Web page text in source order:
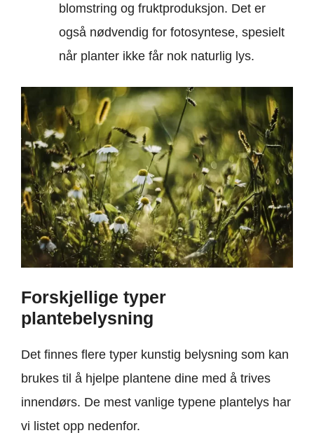
blomstring og fruktproduksjon. Det er
også nødvendig for fotosyntese, spesielt
når planter ikke får nok naturlig lys.
Forskjellige typer
plantebelysning
Det finnes flere typer kunstig belysning som kan
brukes til å hjelpe plantene dine med å trives
innendørs. De mest vanlige typene plantelys har
vi listet opp nedenfor.